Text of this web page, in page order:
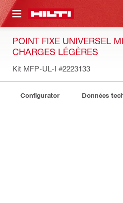
POINT FIXE UNIVERSEL
CHARGES LÉGÈRES
Kit MFP-UL-I #2223133
Configurator Données